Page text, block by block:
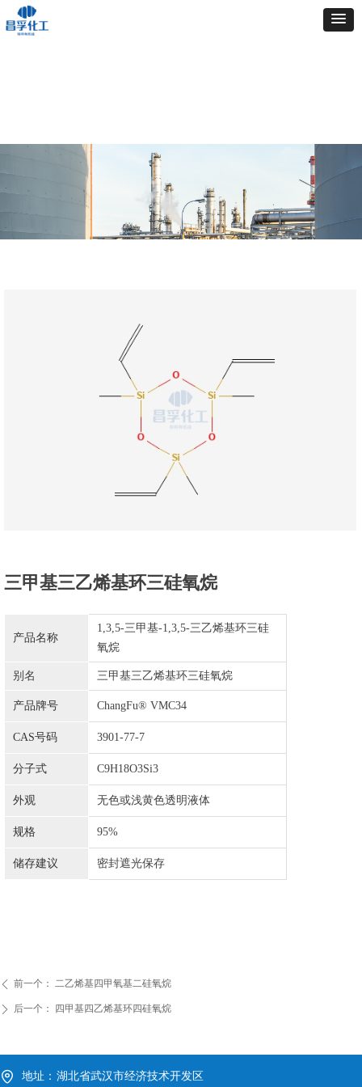
三甲基三乙烯基环三硅氧烷
产品名称
1,3,5-三甲基-1,3,5-三乙烯基环三硅
氧烷
别名 三甲基三乙烯基环三硅氧烷
产品牌号 ChangFu® VMC34
CAS号码 3901-77-7
分子式 C9H18O3Si3
外观 无色或浅黄色透明液体
规格 95%
储存建议 密封遮光保存
ꄴ 前一个： 二乙烯基四甲氧基二硅氧烷
ꄲ 后一个： 四甲基四乙烯基环四硅氧烷
地址： 湖北省武汉市经济技术开发区